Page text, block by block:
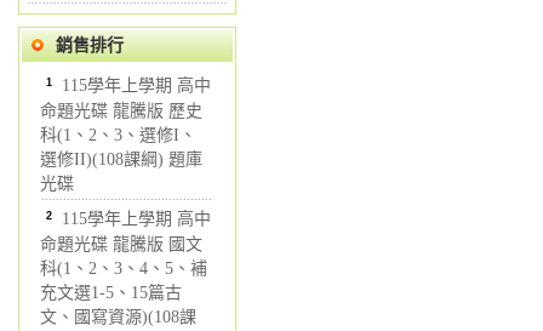
銷售排行
1 115學年上學期 高中
命題光碟 龍騰版 歷史
科(1、2、3、選修I、
選修II)(108課綱) 題庫
光碟
2 115學年上學期 高中
命題光碟 龍騰版 國文
科(1、2、3、4、5、補
充文選1-5、15篇古
文、國寫資源)(108課